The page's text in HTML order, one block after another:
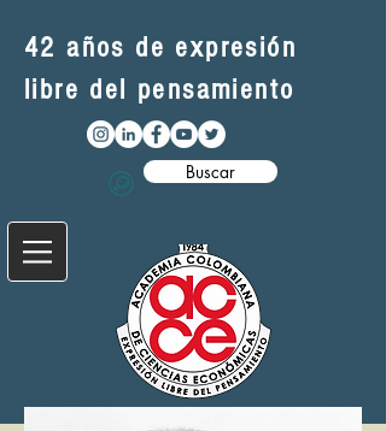
42 años de expresión
libre del pensamiento
Buscar